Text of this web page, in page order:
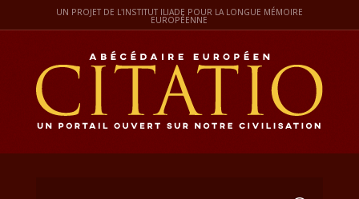
UN PROJET DE L'INSTITUT ILIADE POUR LA LONGUE MÉMOIRE
EUROPÉENNE